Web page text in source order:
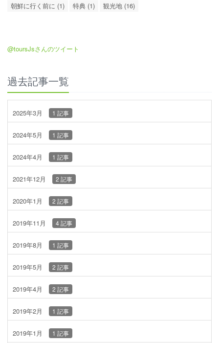
朝鮮に行く前に (1)
特典 (1) 観光地 (16)
@toursJsさんのツイート
過去記事一覧
2025年3月 1 記事
2024年5月 1 記事
2024年4月 1 記事
2021年12月 2 記事
2020年1月 2 記事
2019年11月 4 記事
2019年8月 1 記事
2019年5月 2 記事
2019年4月 2 記事
2019年2月 1 記事
2019年1月 1 記事